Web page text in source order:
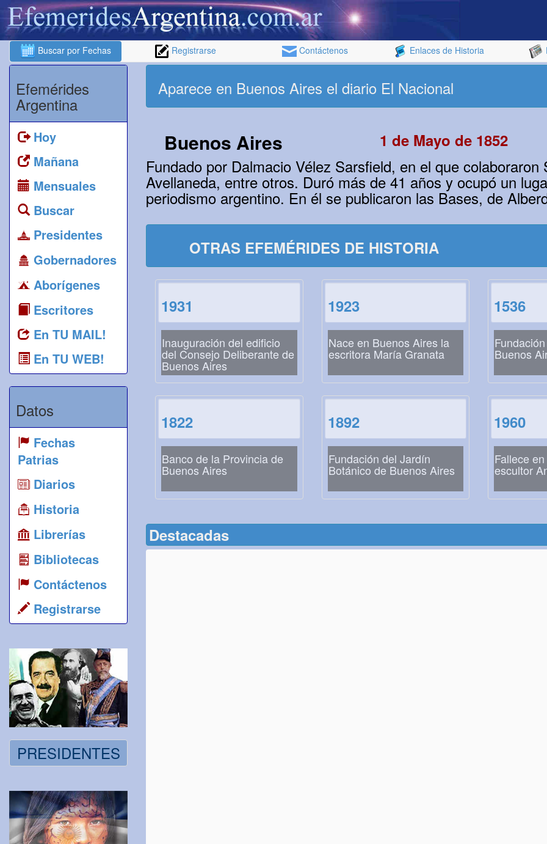
Buscar por Fechas Registrarse Contáctenos Enlaces de Historia
Efemérides
Argentina
Hoy
Mañana
Mensuales
Buscar
Presidentes
Gobernadores
Aborígenes
Escritores
En TU MAIL!
En TU WEB!
Datos
Fechas
Patrias
Diarios
Historia
Librerías
Bibliotecas
Contáctenos
Registrarse
PRESIDENTES
Aparece en Buenos Aires el diario El Nacional
Buenos Aires 1 de Mayo de 1852
Fundado por Dalmacio Vélez Sarsfield, en el que
Avellaneda, entre otros. Duró más de 41 años y ocupó un
periodismo argentino. En él se publicaron las Bases, de
OTRAS EFEMÉRIDES DE HISTORIA
1931
Inauguración del edificio
del Consejo Deliberante de
Buenos Aires
1923
Nace en Buenos Aires la
escritora María Granata
1536
Buenos
1822
Banco de la Provincia de
Buenos Aires
1892
Fundación del Jardín
Botánico de Buenos Aires
1960
Fallece
escultor
Destacadas